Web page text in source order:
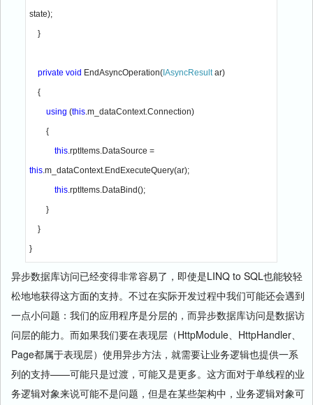
state);
private void EndAsyncOperation( IAsyncResult ar)
using (this.m_dataContext.Connection)
this
this.m_dataContext.EndExecuteQuery(ar);
this.rptItems.DataBind();
}
异步数据库访问已经变得非常容易了，即使是LINQ to SQL也能较轻
松地地获得这方面的支持。不过在实际开发过程中我们可能还会遇到
一点小问题：我们的应用程序是分层的，而异步数据库访问是数据访
问层的能力。而如果我们要在表现层（HttpModule、HttpHandler、
Page都属于表现层）使用异步方法，就需要让业务逻辑也提供一系
列的支持——可能只是过渡，可能又是更多。这方面对于单线程的业
务逻辑对象来说可能不是问题，但是在某些架构中，业务逻辑对象可